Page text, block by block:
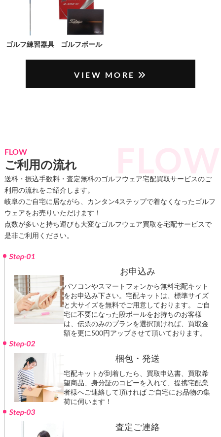
ゴルフ練習器具 ゴルフボール
VIEW MORE
FLOW
ご利用の流れ
送料・振込手数料・査定無料のゴルフウェア宅配買取サービスのご
利用の流れをご紹介します。
岐阜のご自宅に居ながら、カンタン4ステップで着なくなったゴルフ
ウェアをお売りいただけます！
点数が多いと持ち運びも大変なゴルフウェア買取を宅配サービスで
是非ご利用ください。
Step-01
お申込み
パソコンやスマートフォンから無料宅配キット
をお申込み下さい。宅配キットは、標準サイズ
と大サイズを無料でご用意しております。 ご自
宅に不要になった段ボールをお持ちのお客様
は、伝票のみのプランを選択頂ければ、買取金
額を更に500円アップさせて頂いております。
Step-02
梱包・発送
宅配キットが到着したら、買取申込書、買取希
望商品、身分証のコピーを入れて、提携宅配業
者様へご連絡して頂ければ ご自宅にお品物の集
荷に伺います！
Step-03
査定ご連絡